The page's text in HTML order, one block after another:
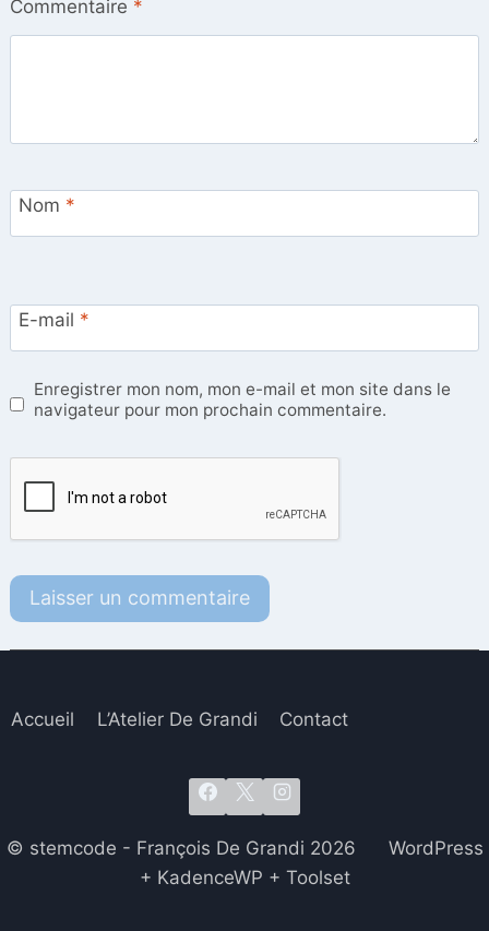
Commentaire *
Nom *
E-mail *
Enregistrer mon nom, mon e-mail et mon site dans le
navigateur pour mon prochain commentaire.
Accueil L’Atelier De Grandi Contact
© stemcode - François De Grandi 2026 WordPress
+ KadenceWP + Toolset